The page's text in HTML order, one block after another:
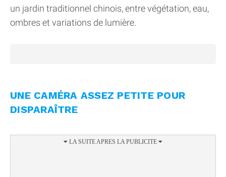
un jardin traditionnel chinois, entre végétation, eau,
ombres et variations de lumière.
UNE CAMÉRA ASSEZ PETITE POUR
DISPARAÎTRE